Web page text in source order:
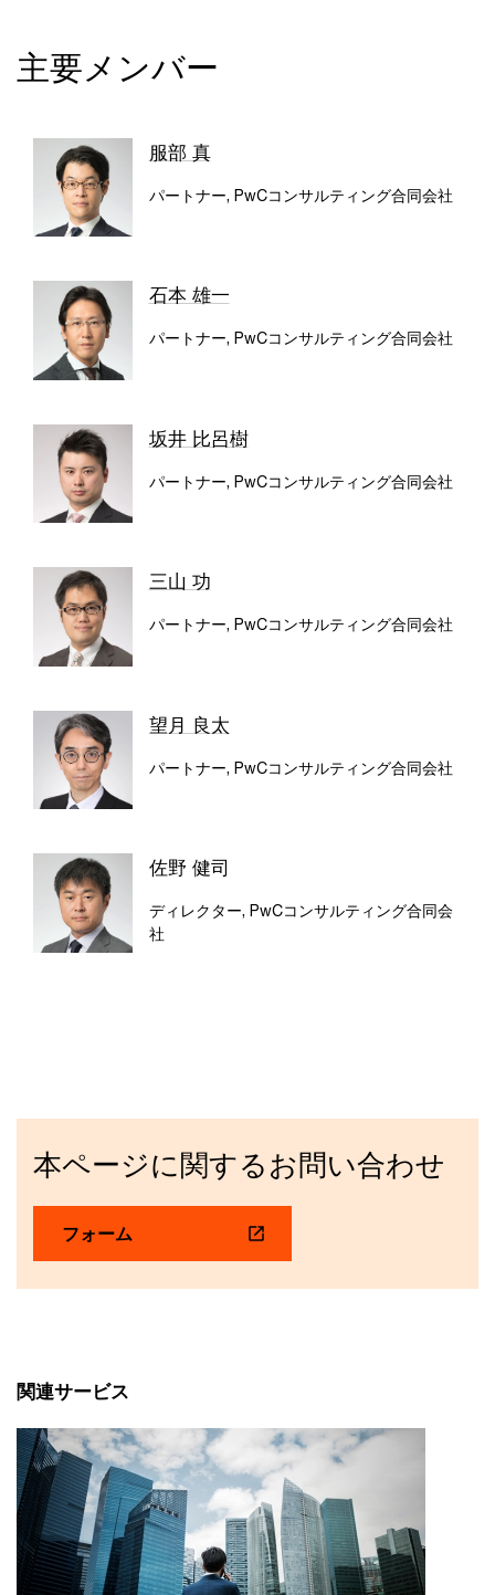
主要メンバー
服部 真
パートナー, PwCコンサルティング合同会社
石本 雄一
パートナー, PwCコンサルティング合同会社
坂井 比呂樹
パートナー, PwCコンサルティング合同会社
三山 功
パートナー, PwCコンサルティング合同会社
望月 良太
パートナー, PwCコンサルティング合同会社
佐野 健司
ディレクター, PwCコンサルティング合同会
社
本ページに関するお問い合わせ
フォーム
関連サービス